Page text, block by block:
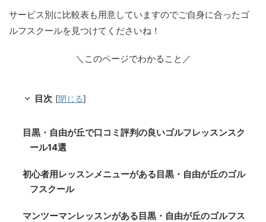
サービス別に比較表も用意していますのでご自身に合ったゴ
ルフスクールを見つけてくださいね！
＼このページでわかること／
目次 [閉じる]
目黒・自由が丘で口コミ評判の良いゴルフレッスンスク
ール14選
初心者用レッスンメニューがある目黒・自由が丘のゴル
フスクール
マンツーマンレッスンがある目黒・自由が丘のゴルフス